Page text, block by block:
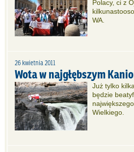
Polacy, ci z
WA.
26 kwietnia 2011
Wota w najgłębszym
Już tylko
będzie
Wielkiego.